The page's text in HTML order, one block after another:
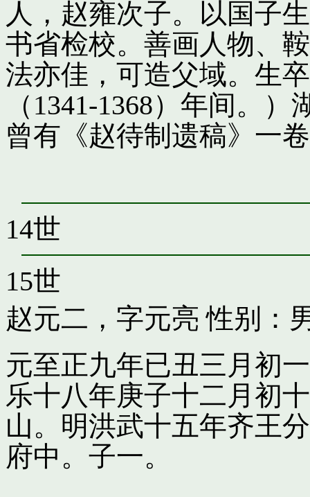
人，赵雍次子。以国子
书省检校。善画人物、
法亦佳，可造父域。生
（1341-1368）年间。
曾有《赵待制遗稿》一
14世
15世
赵元二，字元亮 性别：
元至正九年已丑三月初
乐十八年庚子十二月初
山。明洪武十五年齐王
府中。子一。